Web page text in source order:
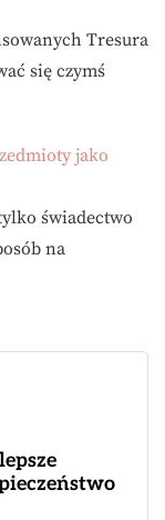
Tresura
się czymś
jako
świadectwo
na